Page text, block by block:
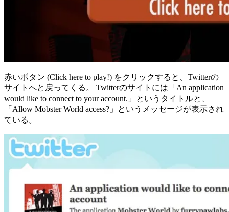
赤いボタン (Click here to play!) をクリックすると、Twitterの
サイトへと戻ってくる。 Twitterのサイトには「An application
would like to connect to your account.」というタイトルと、
「Allow Mobster World access?」というメッセージが表示され
ている。